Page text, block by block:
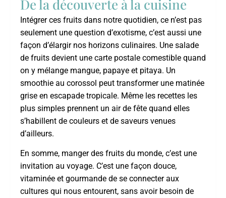
De la découverte à la cuisine
Intégrer ces fruits dans notre quotidien, ce n’est pas
seulement une question d’exotisme, c’est aussi une
façon d’élargir nos horizons culinaires. Une salade
de fruits devient une carte postale comestible quand
on y mélange mangue, papaye et pitaya. Un
smoothie au corossol peut transformer une matinée
grise en escapade tropicale. Même les recettes les
plus simples prennent un air de fête quand elles
s’habillent de couleurs et de saveurs venues
d’ailleurs.
En somme, manger des fruits du monde, c’est une
invitation au voyage. C’est une façon douce,
vitaminée et gourmande de se connecter aux
cultures qui nous entourent, sans avoir besoin de